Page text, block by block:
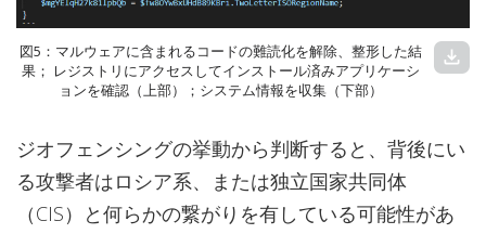
図5：マルウェアに含まれるコードの難読化を解除、整形した結
果； レジストリにアクセスしてインストール済みアプリケーシ
ョンを確認（上部）；システム情報を収集（下部）
download
ジオフェンシングの挙動から判断すると、背後にい
る攻撃者はロシア系、または独立国家共同体
（CIS）と何らかの繋がりを有している可能性があ